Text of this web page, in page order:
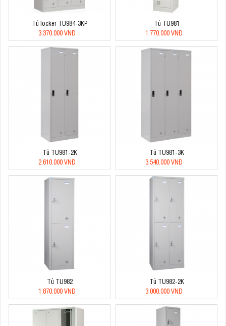
Tủ locker TU984-3KP
3.370.000 VNĐ
Tủ TU981
1.770.000 VNĐ
Tủ TU981-2K
2.610.000 VNĐ
Tủ TU981-3K
3.540.000 VNĐ
Tủ TU982
1.870.000 VNĐ
Tủ TU982-2K
3.000.000 VNĐ